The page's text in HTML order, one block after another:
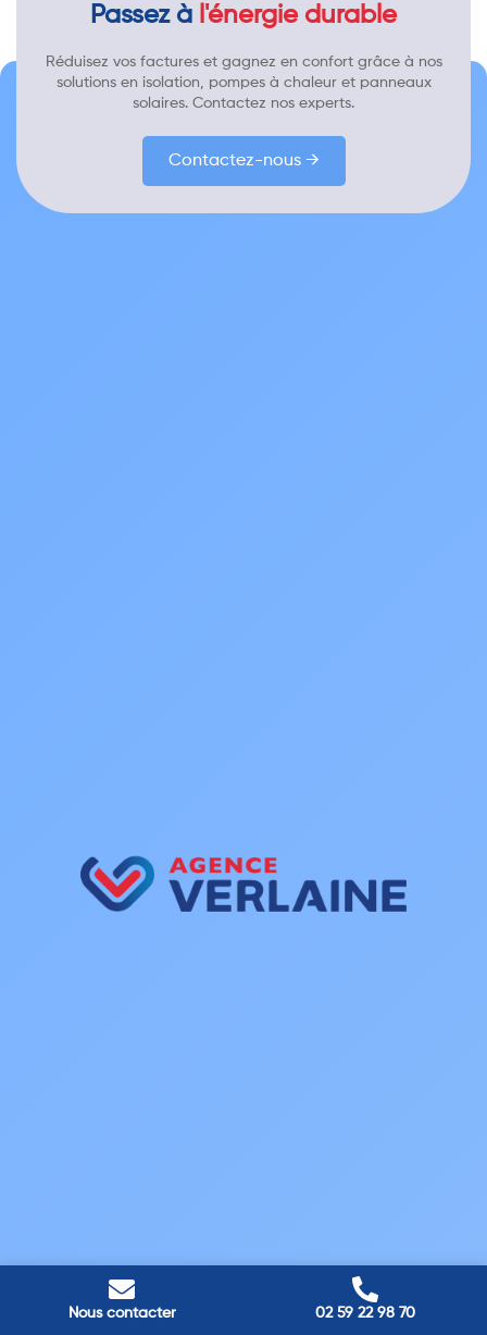
Nous contacter 02 59 22 98 70
Passez à l'énergie durable
Réduisez vos factures et gagnez en confort grâce à nos
solutions en isolation, pompes à chaleur et panneaux
solaires. Contactez nos experts.
Contactez-nous →